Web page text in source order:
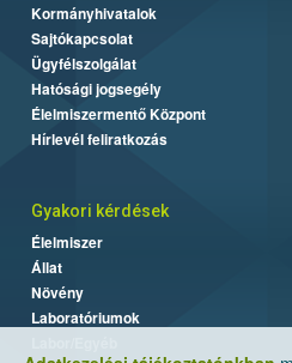
Kormányhivatalok
Sajtókapcsolat
Ügyfélszolgálat
Hatósági jogsegély
Élelmiszermentő Központ
Hírlevél feliratkozás
Gyakori kérdések
Élelmiszer
Állat
Növény
Laboratóriumok